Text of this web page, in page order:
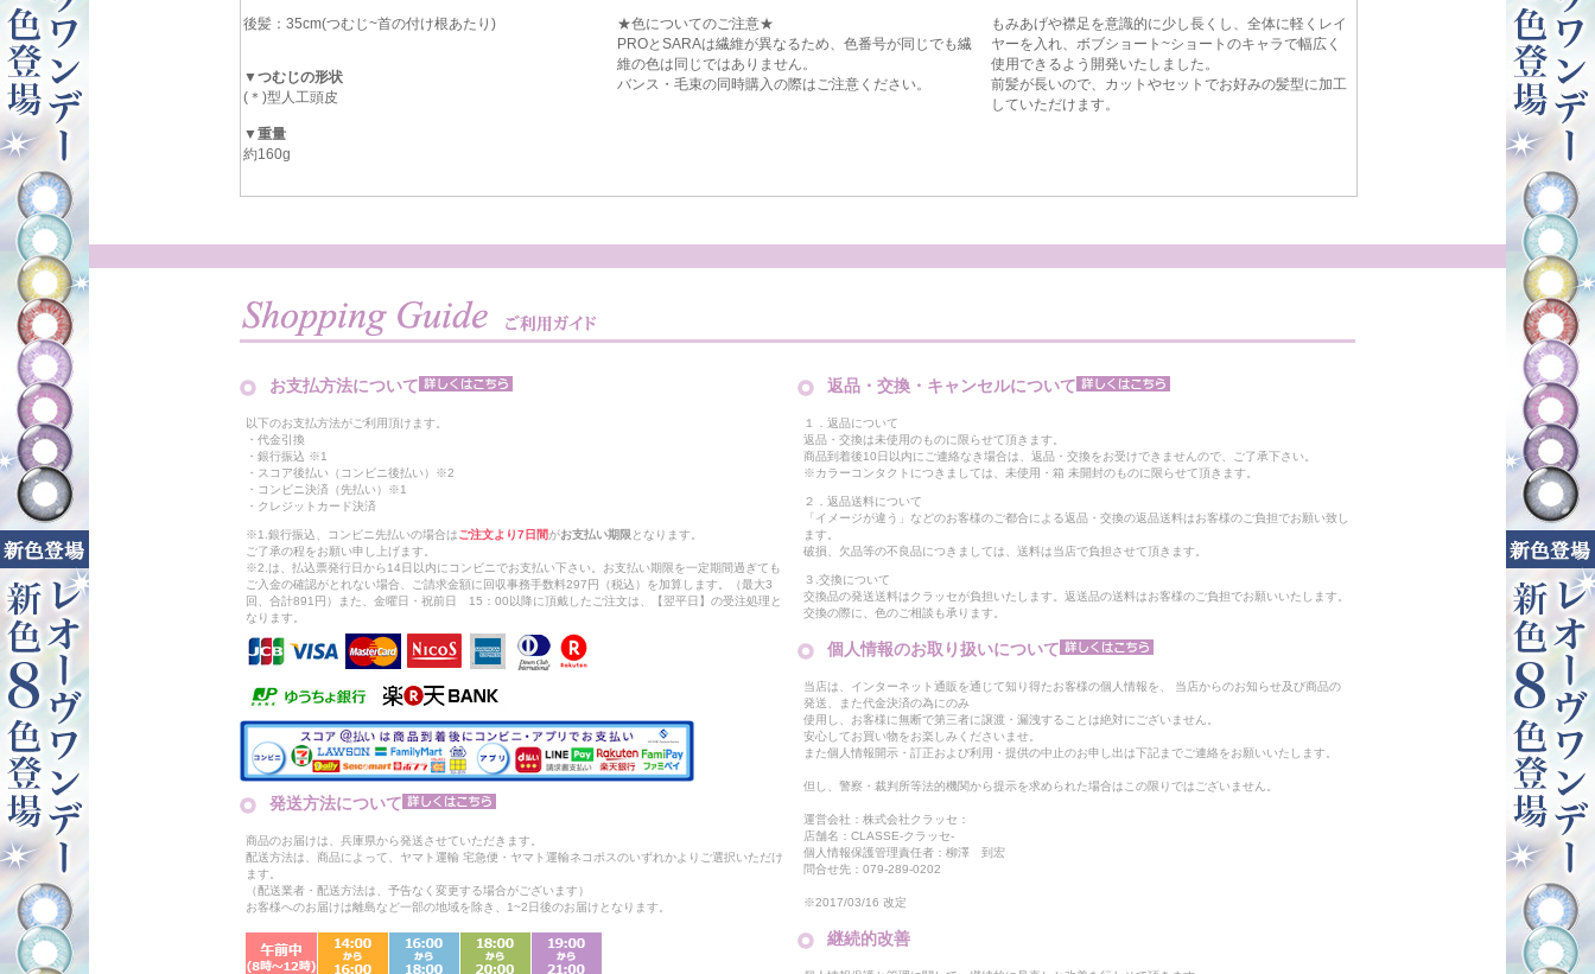
後髪：35cm(つむじ~首の付け根あたり)
▼つむじの形状
(＊)型人工頭皮
▼重量
約160g
★色についてのご注意★
PROとSARAは繊維が異なるため、色番号が同じでも繊
維の色は同じではありません。
バンス・毛束の同時購入の際はご注意ください。
もみあげや襟足を意識的に少し長くし、全体に軽くレイ
ヤーを入れ、ボブショート~ショートのキャラで幅広く
使用できるよう開発いたしました。
前髪が長いので、カットやセットでお好みの髪型に加工
していただけます。
お支払方法について
以下のお支払方法がご利用頂けます。
・代金引換
・銀行振込 ※1
・スコア後払い（コンビニ後払い）※2
・コンビニ決済（先払い）※1
・クレジットカード決済
※1.銀行振込、コンビニ先払いの場合はご注文より7日間がお支払い期限 となります。
ご了承の程をお願い申し上げます。
※2.は、払込票発行日から14日以内にコンビニでお支払い下さい。お支払い期限を一定期間過ぎても
ご入金の確認がとれない場合、ご請求金額に回収事務手数料297円（税込）を加算します。（最大3
回、合計891円）また、金曜日・祝前日 15：00以降に頂戴したご注文は、【翌平日】の受注処理と
なります。
発送方法について
商品のお届けは、兵庫県から発送させていただきます。
配送方法は、商品によって、ヤマト運輸 宅急便・ヤマト運輸ネコポスのいずれかよりご選択いただけ
ます。
（配送業者・配送方法は、予告なく変更する場合がございます）
お客様へのお届けは離島など一部の地域を除き、1~2日後のお届けとなります。
返品・交換・キャンセルについて
１．返品について
返品・交換は未使用のものに限らせて頂きます。
商品到着後10日以内にご連絡なき場合は、返品・交換をお受けできませんので、ご了承下さい。
※カラーコンタクトにつきましては、未使用・箱 未開封のものに限らせて頂きます。
２．返品送料について
「イメージが違う」などのお客様のご都合による返品・交換の返品送料はお客様のご負担でお願い致し
ます。
破損、欠品等の不良品につきましては、送料は当店で負担させて頂きます。
３.交換について
交換品の発送送料はクラッセが負担いたします。返送品の送料はお客様のご負担でお願いいたします。
交換の際に、色のご相談も承ります。
個人情報のお取り扱いについて
当店は、インターネット通販を通じて知り得たお客様の個人情報を、 当店からのお知らせ及び商品の
発送、また代金決済の為にのみ
使用し、お客様に無断で第三者に譲渡・漏洩することは絶対にございません。
安心してお買い物をお楽しみくださいませ。
また個人情報開示・訂正および利用・提供の中止のお申し出は下記までご連絡をお願いいたします。
但し、警察・裁判所等法的機関から提示を求められた場合はこの限りではございません。
運営会社：株式会社クラッセ：
店舗名：CLASSE-クラッセ-
個人情報保護管理責任者：柳澤 到宏
問合せ先：079-289-0202
※2017/03/16 改定
継続的改善